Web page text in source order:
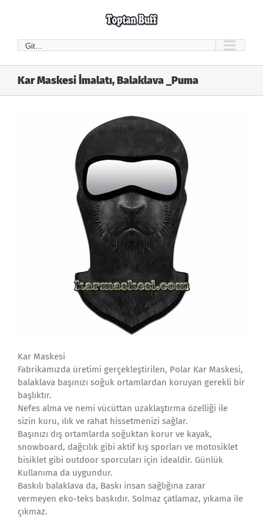
Git...
Kar Maskesi İmalatı, Balaklava _Puma
Kar Maskesi
Fabrikamızda üretimi gerçekleştirilen, Polar Kar Maskesi,
balaklava başınızı soğuk ortamlardan koruyan gerekli bir
başlıktır.
Nefes alma ve nemi vücüttan uzaklaştırma özelliği ile
sizin kuru, ılık ve rahat hissetmenizi sağlar.
Başınızı dış ortamlarda soğuktan korur ve kayak,
snowboard, dağcılık gibi aktif kış sporları ve motosiklet
bisiklet gibi outdoor sporcuları için idealdir. Günlük
Kullanıma da uygundur.
Baskılı balaklava da, Baskı insan sağlığına zarar
vermeyen eko-teks baskıdır. Solmaz çatlamaz, yıkama ile
çıkmaz.